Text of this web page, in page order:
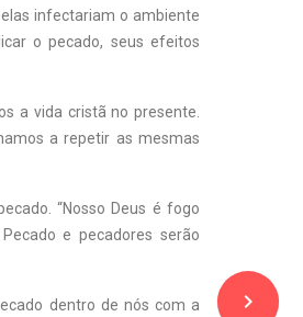
infectariam o ambiente
o pecado, seus efeitos
a vida cristã no presente.
a repetir as mesmas
“Nosso Deus é fogo
e pecadores serão
dentro de nós com a
navigate_next